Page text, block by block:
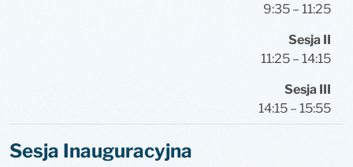
9:35 – 11:25
Sesja II
11:25 – 14:15
Sesja III
14:15 – 15:55
Sesja Inauguracyjna